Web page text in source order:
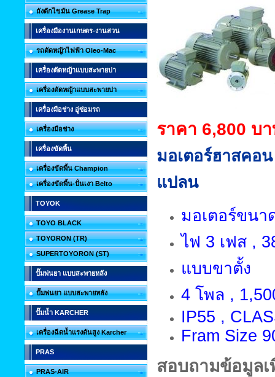
ถังดักไขมัน Grease Trap
เครื่องมืองานเกษตร-งานสวน
รถตัดหญ้าไฟฟ้า Oleo-Mac
เครื่องตัดหญ้าแบบสะพายบ่า
เครื่องตัดหญ้าแบบสะพายบ่า
เครื่องมือช่าง อู่ซ่อมรถ
เครื่องมือช่าง
เครื่องขัดพื้น
เครื่องขัดพื้น Champion
เครื่องขัดพื้น-ปั่นเงา Belto
TOYOK
TOYO BLACK
TOYORON (TR)
SUPERTOYORON (ST)
ปั๊มพ่นยา แบบสะพายหลัง
ปั๊มพ่นยา แบบสะพายหลัง
ปั๊มน้ำ KARCHER
เครื่องฉีดน้ำแรงดันสูง Karcher
PRAS
PRAS-AIR
ราคา 6,800 บ
มอเตอร์ฮาสคอ
แปลน
มอเตอร์ขนา
ไฟ 3 เฟส ,
แบบขาตั้ง
4 โพล ,
IP55 ,
Fram Size
สอบถามข้อมูลเ